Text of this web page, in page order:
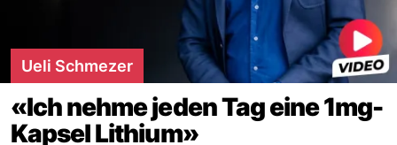
Ueli Schmezer
«Ich nehme jeden Tag eine 1mg-
Kapsel Lithium»